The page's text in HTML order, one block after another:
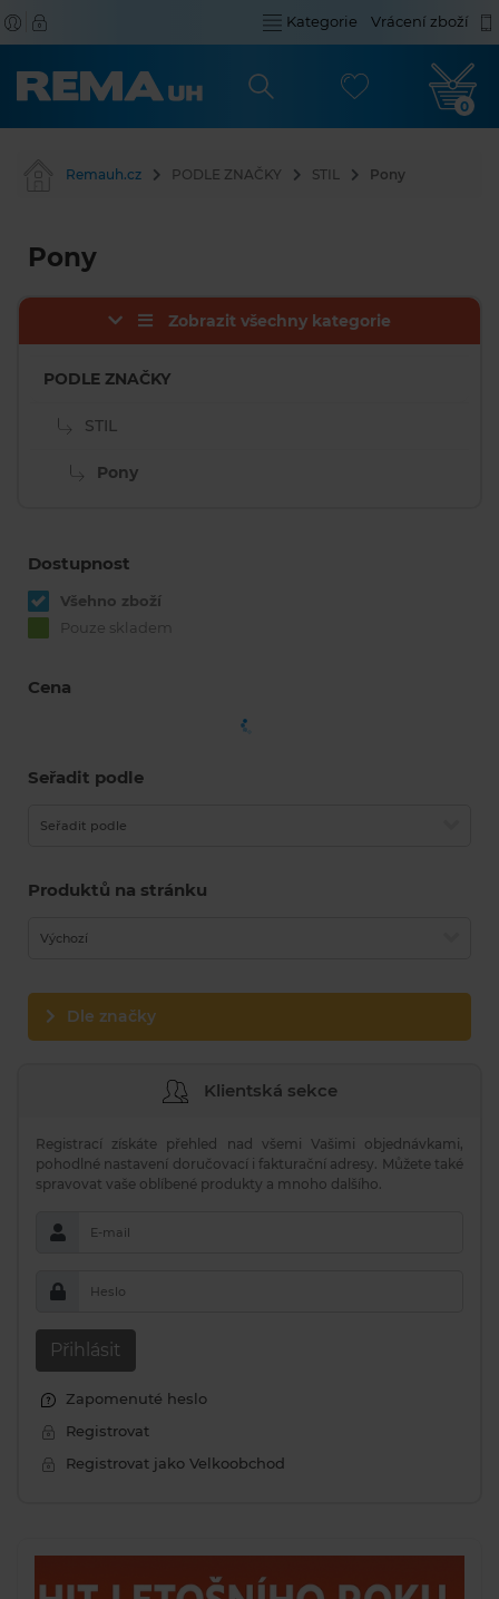
Kategorie Vrácení zboží
0
Remauh.cz PODLE ZNAČKY STIL Pony
Pony
Zobrazit všechny kategorie
PODLE ZNAČKY
STIL
Pony
Dostupnost
Všehno zboží
Pouze skladem
Cena
Seřadit podle
Seřadit podle
Produktů na stránku
Výchozí
Dle značky
Klientská sekce
Registrací získáte přehled nad všemi Vašimi objednávkami,
pohodlné nastavení doručovací i fakturační adresy. Můžete také
spravovat vaše oblíbené produkty a mnoho dalšího.
E-mail
Heslo
Přihlásit
Zapomenuté heslo
Registrovat
Registrovat jako Velkoobchod